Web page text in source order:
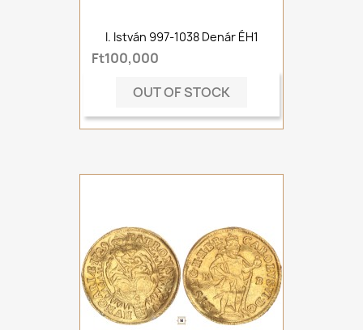
I. István 997-1038 Denár ÉH1
Ft100,000
OUT OF STOCK